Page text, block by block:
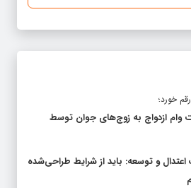
بیش از ۸ همت وام ازدواج به زوج‌های جوان توسط
و توسعه: باید از شرایط طراحی‌شده